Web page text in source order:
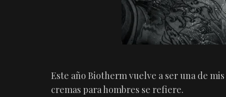
Este año Biotherm vuelve a ser una de
cremas para hombres se refiere.